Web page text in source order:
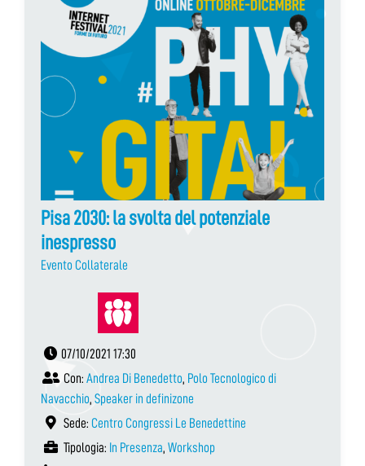
Pisa 2030: la svolta del potenziale
inespresso
Evento Collaterale
07/10/2021 17:30
Con: Andrea Di Benedetto, Polo Tecnologico di
Navacchio, Speaker in definizone
Sede: Centro Congressi Le Benedettine
Tipologia: In Presenza, Workshop